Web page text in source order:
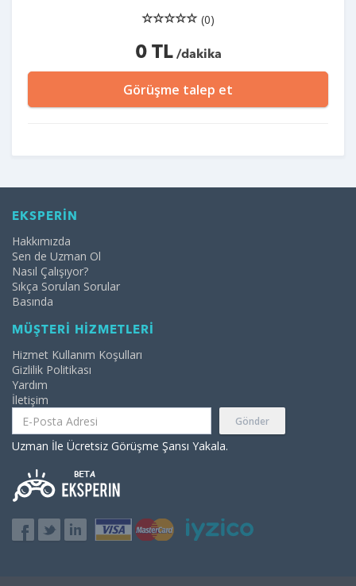
(0)
0 TL/dakika
Görüşme talep et
EKSPERİN
Hakkımızda
Sen de Uzman Ol
Nasıl Çalışıyor?
Sıkça Sorulan Sorular
Basında
MÜŞTERİ HİZMETLERİ
Hizmet Kullanım Koşulları
Gizlilik Politikası
Yardım
İletişim
Gönder
Uzman İle Ücretsiz Görüşme Şansı Yakala.